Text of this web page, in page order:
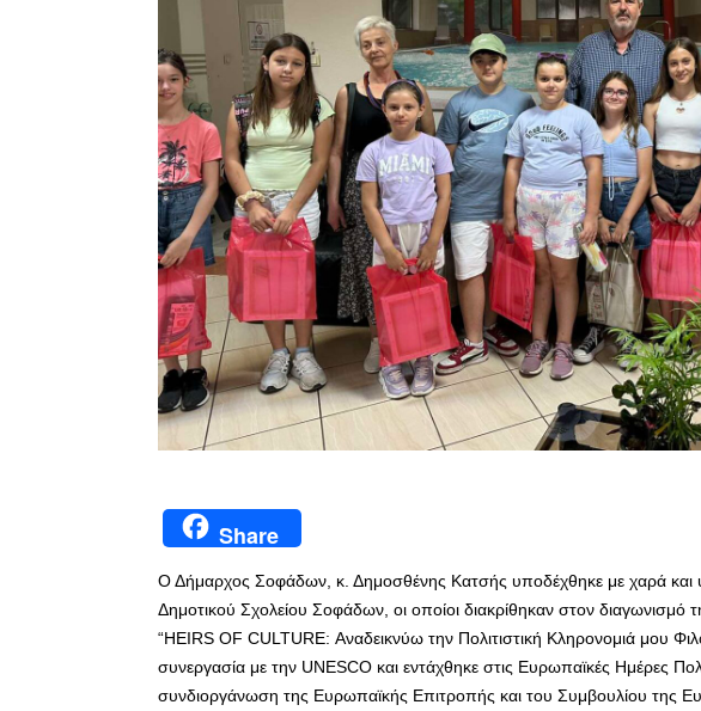
Share
Ο Δήμαρχος Σοφάδων, κ. Δημοσθένης Κατσής υποδέχθηκε με χαρά και
Δημοτικού Σχολείου Σοφάδων, οι οποίοι διακρίθηκαν στον διαγωνισμό
“HEIRS OF CULTURE: Αναδεικνύω την Πολιτιστική Κληρονομιά μου
συνεργασία με την UNESCO και εντάχθηκε στις Ευρωπαϊκές Ημέρες
συνδιοργάνωση της Ευρωπαϊκής Επιτροπής και του Συμβουλίου της